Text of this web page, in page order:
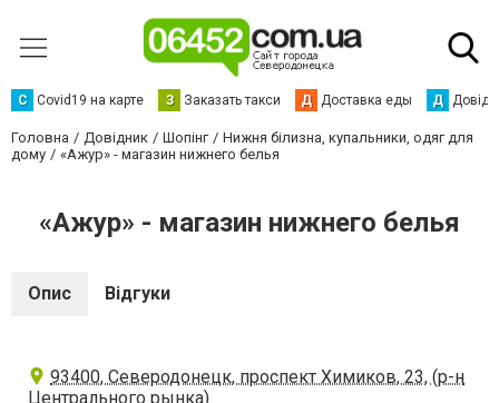
С Сovid19 на карте З Заказать такси Д Доставка еды Д
Головна Довідник Шопінг
Нижня білизна, купальники, одяг для
дому
«Ажур» - магазин нижнего белья
«Ажур» - магазин нижнего белья
Опис Відгуки
93400, Северодонецк, проспект Химиков, 23, (р-н
Центрального рынка)